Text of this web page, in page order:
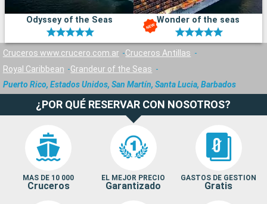
Odyssey of the Seas Wonder of the seas
Cruceros www.crucero.com.ar
Cruceros Antillas
Royal Caribbean
Grandeur of the Seas
Puerto Rico, Estados Unidos, San Martín, Santa Lucia, Barbados
¿POR QUÉ RESERVAR CON NOSOTROS?
MAS DE 10 000
Cruceros
EL MEJOR PRECIO
Garantizado
GASTOS DE GESTION
Gratis